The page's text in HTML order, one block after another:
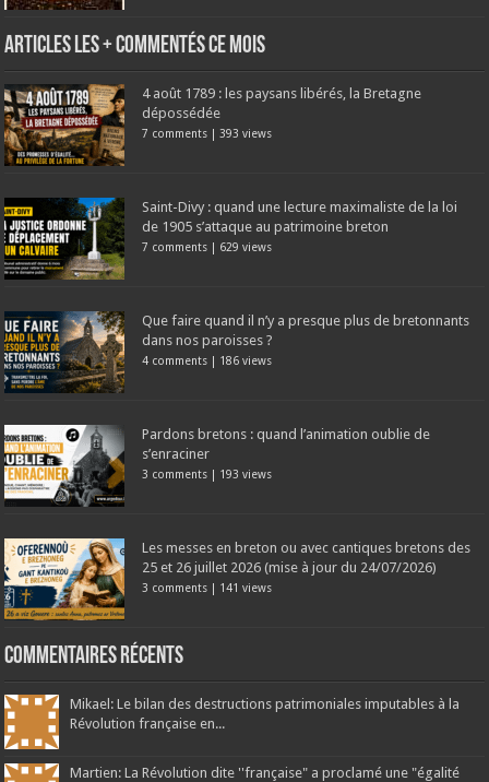
Articles les + commentés ce mois
4 août 1789 : les paysans libérés, la Bretagne
dépossédée
7 comments | 393 views
Saint-Divy : quand une lecture maximaliste de la loi
de 1905 s’attaque au patrimoine breton
7 comments | 629 views
Que faire quand il n’y a presque plus de bretonnants
dans nos paroisses ?
4 comments | 186 views
Pardons bretons : quand l’animation oublie de
s’enraciner
3 comments | 193 views
Les messes en breton ou avec cantiques bretons des
25 et 26 juillet 2026 (mise à jour du 24/07/2026)
3 comments | 141 views
Commentaires récents
Mikael: Le bilan des destructions patrimoniales imputables à la
Révolution française en...
Martien: La Révolution dite ''française" a proclamé une "égalité